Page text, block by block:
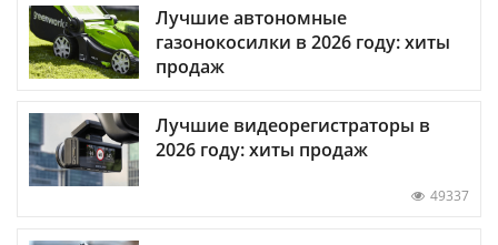
Лучшие автономные
газонокосилки в 2026 году: хиты
продаж
Лучшие видеорегистраторы в
2026 году: хиты продаж
49337